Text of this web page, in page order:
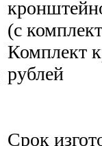
(с
Комплект
рублей
Срок